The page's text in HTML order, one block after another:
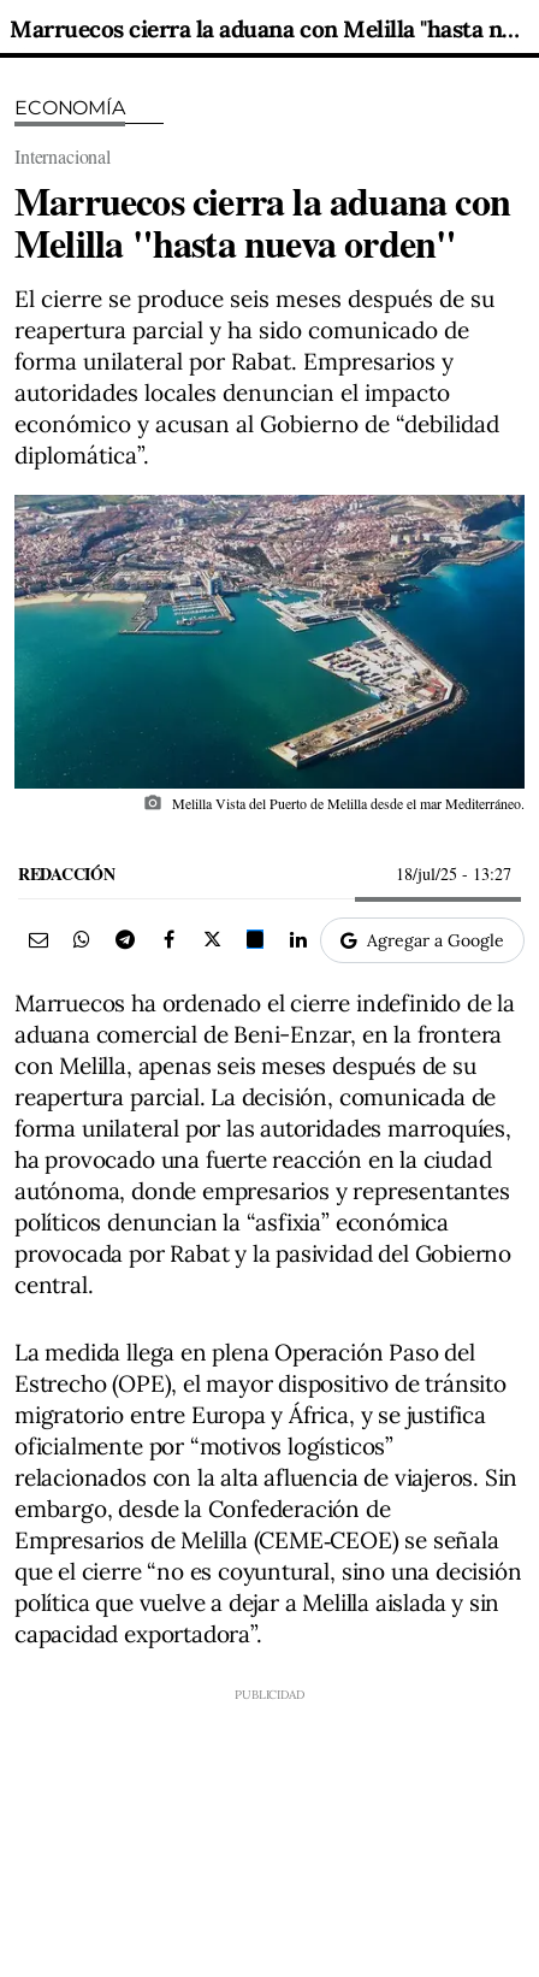
Marruecos cierra la aduana con Melilla "hasta nueva orden"
ECONOMÍA
Internacional
Marruecos cierra la aduana con
Melilla "hasta nueva orden"
El cierre se produce seis meses después de su
reapertura parcial y ha sido comunicado de
forma unilateral por Rabat. Empresarios y
autoridades locales denuncian el impacto
económico y acusan al Gobierno de “debilidad
diplomática”.
photo_camera Melilla Vista del Puerto de Melilla desde el mar Mediterráneo.
REDACCIÓN 18/jul/25 - 13:27
Agregar a Google
Marruecos ha ordenado el cierre indefinido de la
aduana comercial de Beni-Enzar, en la frontera
con Melilla, apenas seis meses después de su
reapertura parcial. La decisión, comunicada de
forma unilateral por las autoridades marroquíes,
ha provocado una fuerte reacción en la ciudad
autónoma, donde empresarios y representantes
políticos denuncian la “asfixia” económica
provocada por Rabat y la pasividad del Gobierno
central.
La medida llega en plena Operación Paso del
Estrecho (OPE), el mayor dispositivo de tránsito
migratorio entre Europa y África, y se justifica
oficialmente por “motivos logísticos”
relacionados con la alta afluencia de viajeros. Sin
embargo, desde la Confederación de
Empresarios de Melilla (CEME‑CEOE) se señala
que el cierre “no es coyuntural, sino una decisión
política que vuelve a dejar a Melilla aislada y sin
capacidad exportadora”.